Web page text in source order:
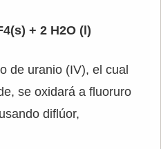
+ 2 H2O (l)
de uranio (IV), el cual
se oxidará a fluoruro
diflúor,